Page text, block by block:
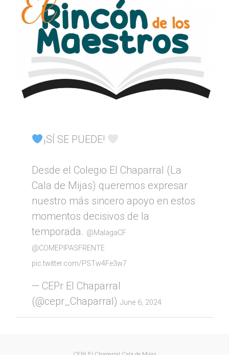
¡SÍ SE PUEDE!
Desde el Colegio El Chaparral (La
Cala de Mijas) queremos expresar
nuestro más sincero apoyo en estos
momentos decisivos de la
temporada. @MalagaCF
@COMEPIPASFRENTE
pic.twitter.com/PSTw4Fe3w7
— CEPr El Chaparral
(@cepr_Chaparral) June 6, 2024